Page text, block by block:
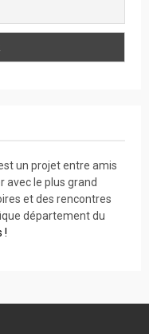
un projet entre amis
avec le plus grand
et des rencontres
département du
!